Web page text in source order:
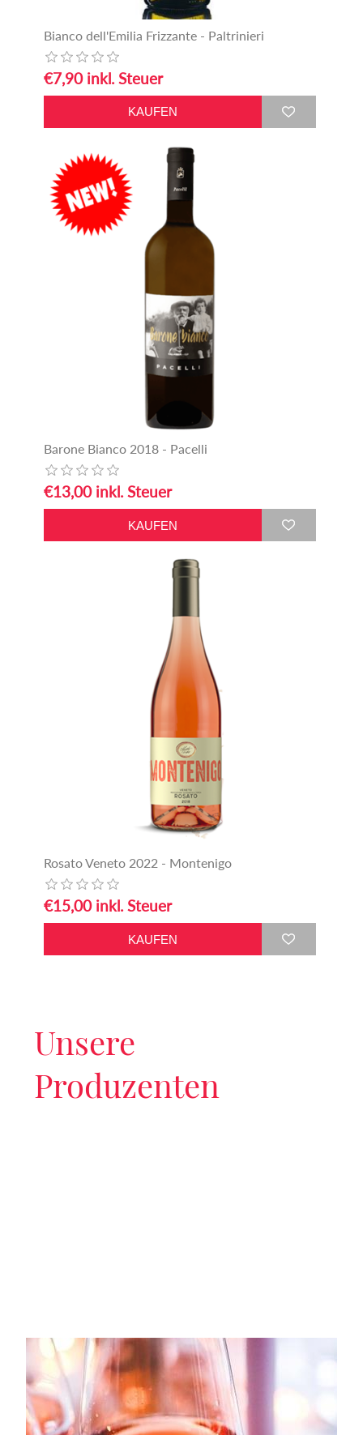
Bianco dell'Emilia Frizzante - Paltrinieri
€7,90 inkl. Steuer
Barone Bianco 2018 - Pacelli
€13,00 inkl. Steuer
Rosato Veneto 2022 - Montenigo
€15,00 inkl. Steuer
Unsere
Produzenten